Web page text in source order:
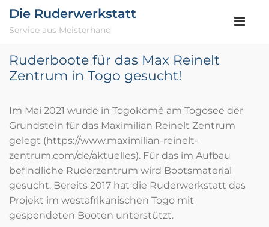
Die Ruderwerkstatt
Service aus Meisterhand
Ruderboote für das Max Reinelt
Zentrum in Togo gesucht!
Im Mai 2021 wurde in Togokomé am Togosee der
Grundstein für das Maximilian Reinelt Zentrum
gelegt (https://www.maximilian-reinelt-
zentrum.com/de/aktuelles). Für das im Aufbau
befindliche Ruderzentrum wird Bootsmaterial
gesucht. Bereits 2017 hat die Ruderwerkstatt das
Projekt im westafrikanischen Togo mit
gespendeten Booten unterstützt.